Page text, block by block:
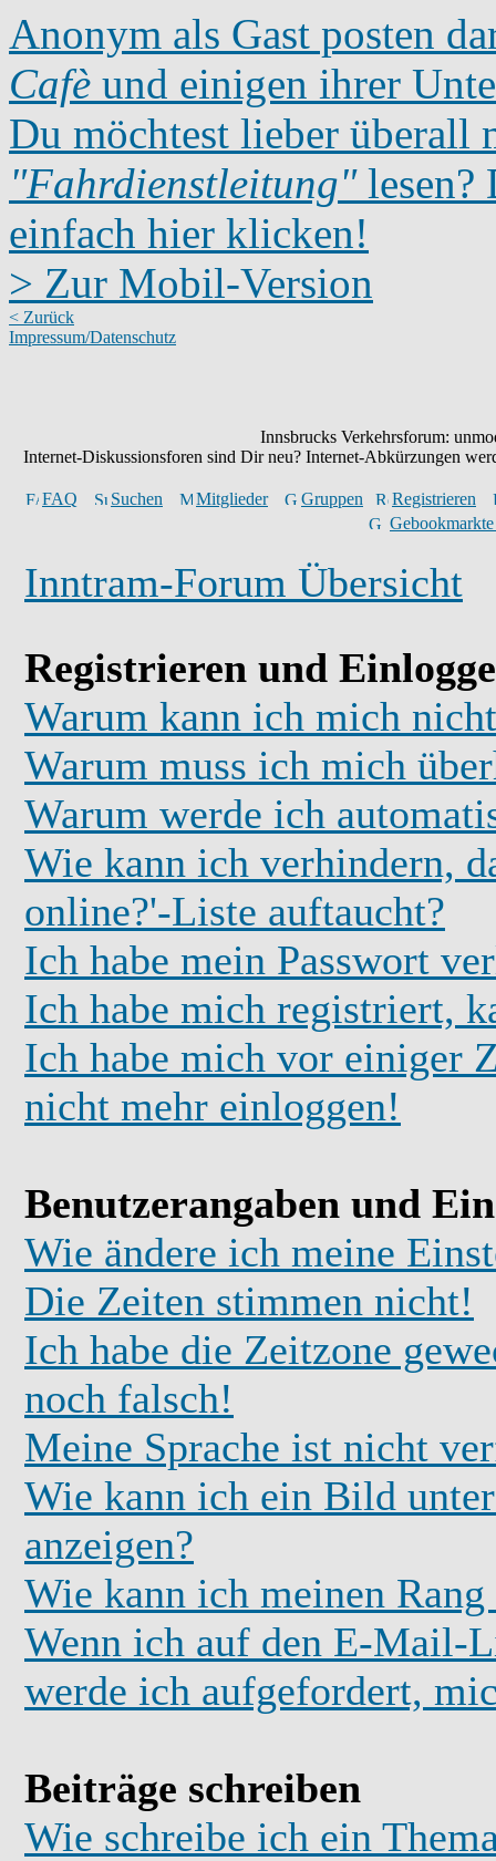
Anonym als Gast posten
Cafè und einigen ihrer
Du möchtest lieber überall
"Fahrdienstleitung"lesen?
einfach hier klicken!
> Zur Mobil-Version
< Zurück
Impressum/Datenschutz
Innsbrucks Verkehrsforum:
Internet-Diskussionsforen sind Dir neu? Internet-Abkürzungen
FAQ Suchen Mitglieder Gruppen
Registrieren
Inntram-Forum Übersicht
Registrieren und
Warum kann ich mich
Warum muss ich mich
Warum werde ich
Wie kann ich verhindern,
online?'-Liste auftaucht?
Ich habe mein Passwort
Ich habe mich registriert,
Ich habe mich vor einiger
nicht mehr einloggen!
Benutzerangaben und
Wie ändere ich meine
Die Zeiten stimmen nicht!
Ich habe die Zeitzone
noch falsch!
Meine Sprache ist nicht
Wie kann ich ein Bild
anzeigen?
Wie kann ich meinen Rang
Wenn ich auf den E-Mail-
werde ich aufgefordert,
Beiträge schreiben
Wie schreibe ich ein